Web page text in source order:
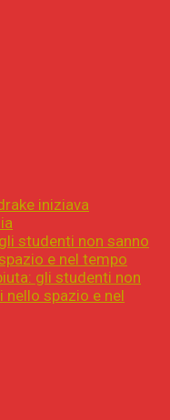
iniziava
studenti non sanno
e nel tempo
gli studenti non
nello spazio e nel